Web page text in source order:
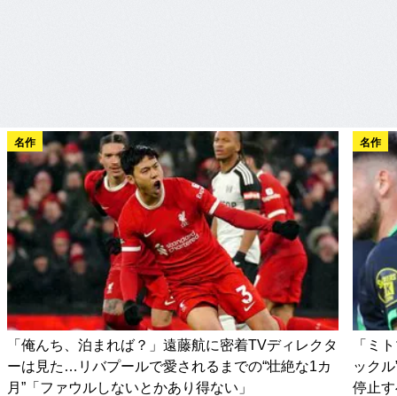
名作
「俺んち、泊まれば？」遠藤航に密着TVディレクタ
ーは見た…リバプールで愛されるまでの“壮絶な1カ
月”「ファウルしないとかあり得ない」
名作
「ミ
ック
停止